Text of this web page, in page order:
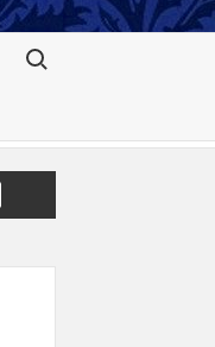
Search for: